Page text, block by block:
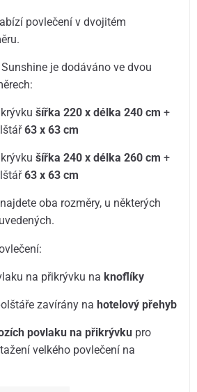
povlečení v dvojitém
je dodáváno ve dvou
šířka 220 x délka 240 cm +
63 x 63 cm
šířka 240 x délka 260 cm +
63 x 63 cm
oba rozměry, u některých
na přikrývku na knoflíky
zavírány nahotelový přehyb
povlaku na přikrývku pro
velkého povlečení na